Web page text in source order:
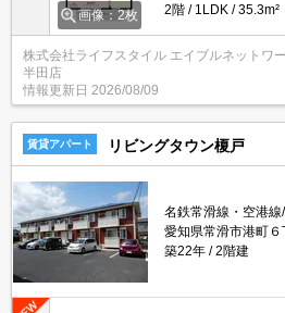
画像：2枚
2階
1LDK 35.3m²
株式会社ライフスタイル エイブルネットワ
半田店
情報更新日 2026/08/09
賃貸アパート リビングタウン榎戸
名鉄常滑線・空港
愛知県常滑市港町６
築22年
2階建